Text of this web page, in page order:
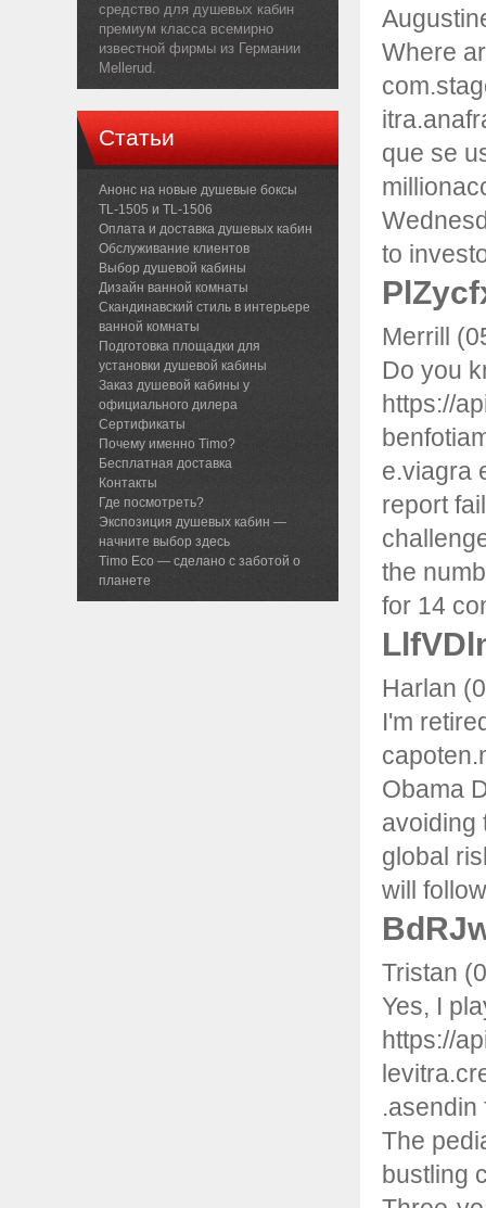
Where
que se
to
Merrill
Do you
https://
e.viagra
report
the
for 14
Harlan
I'm
Obama
avoiding
global
will
Tristan
Yes, I
https://
.asendin
The
bustling
средство для душевых кабин
премиум класса всемирно
известной фирмы из Германии
Mellerud.
Статьи
Анонс на новые душевые боксы
TL-1505 и TL-1506
Оплата и доставка душевых кабин
Обслуживание клиентов
Выбор душевой кабины
Дизайн ванной комнаты
Скандинавский стиль в интерьере
ванной комнаты
Подготовка площадки для
установки душевой кабины
Заказ душевой кабины у
официального дилера
Сертификаты
Почему именно Timo?
Бесплатная доставка
Контакты
Где посмотреть?
Экспозиция душевых кабин —
начните выбор здесь
Timo Eco — сделано с заботой о
планете